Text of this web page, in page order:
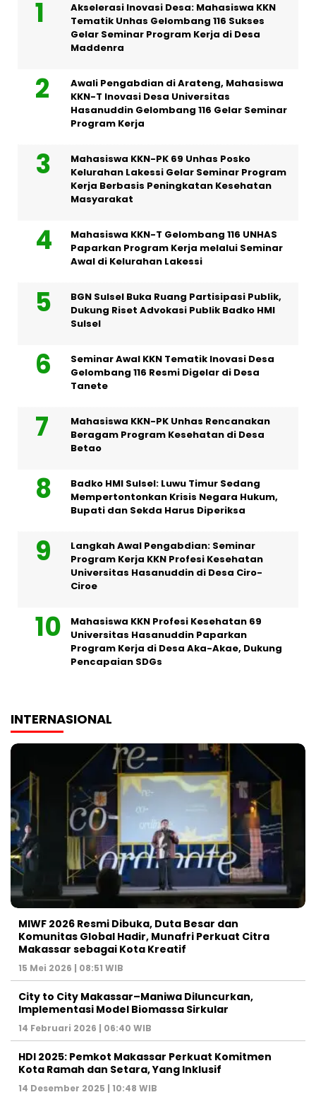
Akselerasi Inovasi Desa: Mahasiswa KKN
Tematik Unhas Gelombang 116 Sukses
Gelar Seminar Program Kerja di Desa
Maddenra
Awali Pengabdian di Arateng, Mahasiswa
KKN-T Inovasi Desa Universitas
Hasanuddin Gelombang 116 Gelar Seminar
Program Kerja
Mahasiswa KKN-PK 69 Unhas Posko
Kelurahan Lakessi Gelar Seminar Program
Kerja Berbasis Peningkatan Kesehatan
Masyarakat
Mahasiswa KKN-T Gelombang 116 UNHAS
Paparkan Program Kerja melalui Seminar
Awal di Kelurahan Lakessi
BGN Sulsel Buka Ruang Partisipasi Publik,
Dukung Riset Advokasi Publik Badko HMI
Sulsel
Seminar Awal KKN Tematik Inovasi Desa
Gelombang 116 Resmi Digelar di Desa
Tanete
Mahasiswa KKN-PK Unhas Rencanakan
Beragam Program Kesehatan di Desa
Betao
Badko HMI Sulsel: Luwu Timur Sedang
Mempertontonkan Krisis Negara Hukum,
Bupati dan Sekda Harus Diperiksa
Langkah Awal Pengabdian: Seminar
Program Kerja KKN Profesi Kesehatan
Universitas Hasanuddin di Desa Ciro-
Ciroe
Mahasiswa KKN Profesi Kesehatan 69
Universitas Hasanuddin Paparkan
Program Kerja di Desa Aka-Akae, Dukung
Pencapaian SDGs
INTERNASIONAL
MIWF 2026 Resmi Dibuka, Duta Besar dan
Komunitas Global Hadir, Munafri Perkuat Citra
Makassar sebagai Kota Kreatif
15 Mei 2026 | 08:51 WIB
City to City Makassar–Maniwa Diluncurkan,
Implementasi Model Biomassa Sirkular
14 Februari 2026 | 06:40 WIB
HDI 2025: Pemkot Makassar Perkuat Komitmen
Kota Ramah dan Setara, Yang Inklusif
14 Desember 2025 | 10:48 WIB